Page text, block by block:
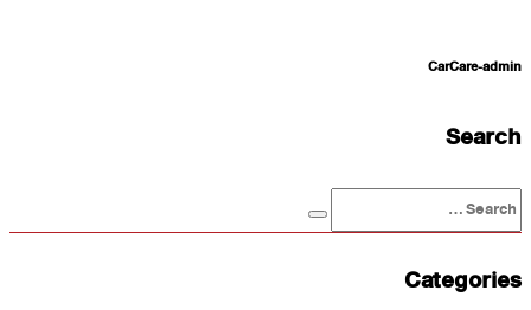
CarCare-admin
Search
Categories